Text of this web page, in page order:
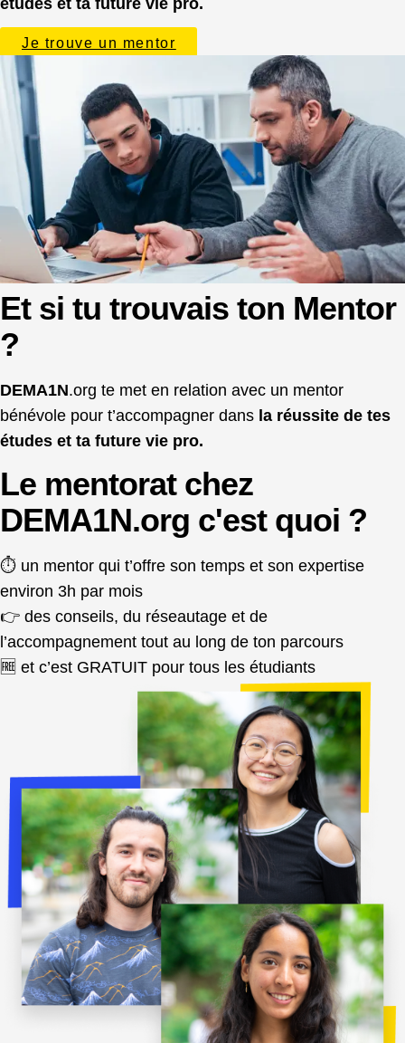
études et ta future vie pro.
Je trouve un mentor
Et si tu trouvais ton Mentor
?​
DEMA1N.org te met en relation avec un mentor
bénévole pour t’accompagner dans la réussite de tes
études et ta future vie pro.
Le mentoratchez
DEMA1N.org c'est quoi ?
⏱️ un mentor qui t’offre son temps et son expertise
environ 3h par mois
👉 des conseils, du réseautage et de
l’accompagnement tout au long de ton parcours
🆓 et c’est GRATUIT pour tous les étudiants